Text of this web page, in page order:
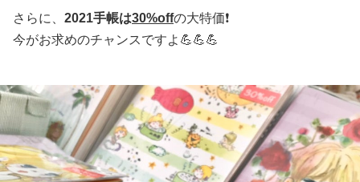
さらに、 2021手帳は30%offの大特価❗️
今がお求めのチャンスですよ💪💪💪